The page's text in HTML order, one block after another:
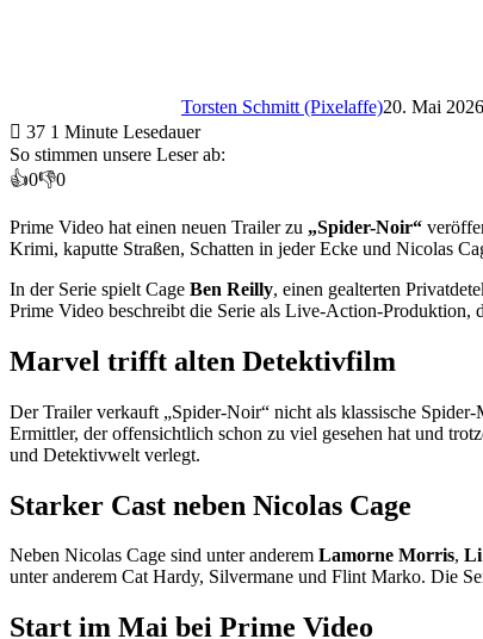
Torsten Schmitt (Pixelaffe)20. Mai 2026
37 1 Minute Lesedauer
So stimmen unsere Leser ab:
👍0👎0
Prime Video hat einen neuen Trailer zu „Spider-Noir“
Krimi, kaputte Straßen, Schatten in jeder Ecke und Nicolas
In der Serie spielt Cage Ben Reilly, einen gealterten
Prime Video beschreibt die Serie als Live-Action-Produktion,
Marvel trifft alten Detektivfilm
Der Trailer verkauft „Spider-Noir“ nicht als klassische
Ermittler, der offensichtlich schon zu viel gesehen hat und
und Detektivwelt verlegt.
Starker Cast neben Nicolas Cage
Neben Nicolas Cage sind unter anderem Lamorne Morris,
unter anderem Cat Hardy, Silvermane und Flint Marko. Die
Start im Mai bei Prime Video